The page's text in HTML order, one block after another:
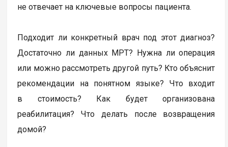
не отвечает на ключевые вопросы пациента.
Подходит ли конкретный врач под этот диагноз?
Достаточно ли данных МРТ? Нужна ли операция
или можно рассмотреть другой путь? Кто объяснит
рекомендации на понятном языке? Что входит
в стоимость? Как будет организована
реабилитация? Что делать после возвращения
домой?